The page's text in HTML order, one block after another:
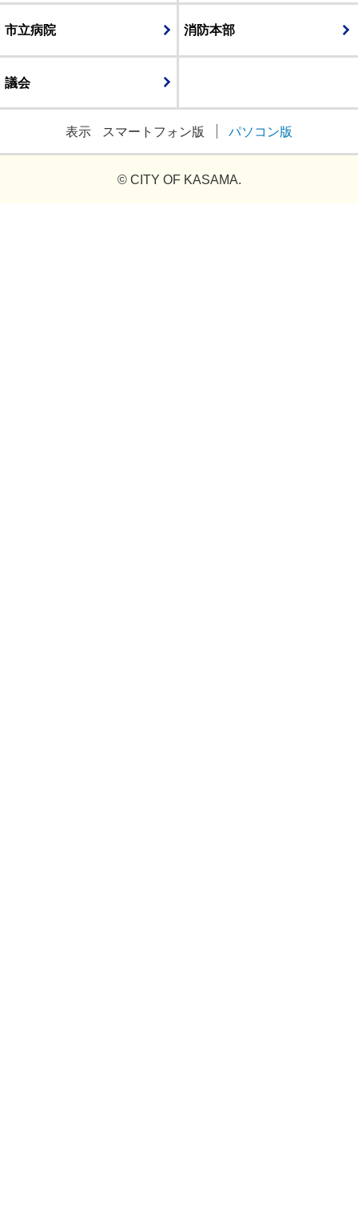
市立病院 消防本部
議会
表示 スマートフォン版 パソコン版
© CITY OF KASAMA.